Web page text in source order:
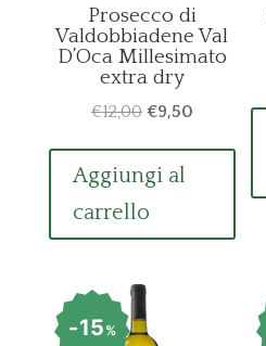
Prosecco di
Valdobbiadene Val
D’Oca Millesimato
extra dry
€12,00 Il
originale
€12,00.
€9,50Il
Aggiungi al
carrello
15%